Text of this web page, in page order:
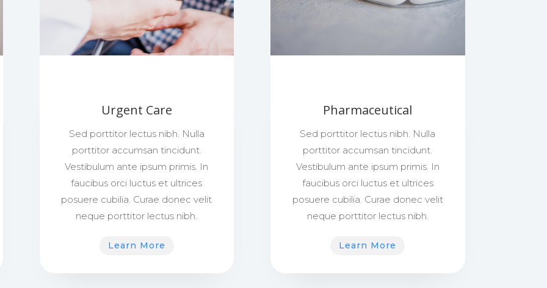
Urgent Care
Sed porttitor lectus nibh. Nulla
porttitor accumsan tincidunt.
Vestibulum ante ipsum primis. In
faucibus orci luctus et ultrices
posuere cubilia. Curae donec velit
neque porttitor lectus nibh.
Learn More
Pharmaceutical
Sed porttitor lectus nibh. Nulla
porttitor accumsan tincidunt.
Vestibulum ante ipsum primis. In
faucibus orci luctus et ultrices
posuere cubilia. Curae donec velit
neque porttitor lectus nibh.
Learn More